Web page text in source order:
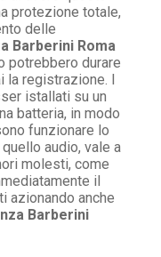
protezione totale,
delle
Barberini Roma
potrebbero durare
la registrazione. I
istallati su un
batteria, in modo
funzionare lo
audio, vale a
molesti, come
il
azionando anche
Barberini